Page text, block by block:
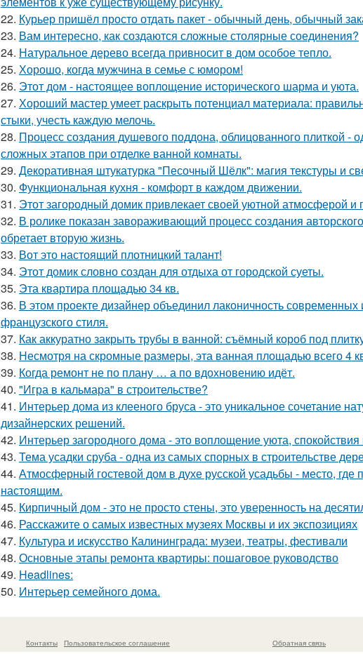
22. Курьер пришёл просто отдать пакет - обычный день, обычный
23. Вам интересно, как создаются сложные столярные соединения?
24. Натуральное дерево всегда привносит в дом особое тепло.
25. Хорошо, когда мужчина в семье с юмором!
26. Этот дом - настоящее воплощение исторического шарма и уюта.
27. Хороший мастер умеет раскрыть потенциал материала:
стыки, учесть каждую мелочь.
28. Процесс создания душевого поддона, облицованного плиткой -
сложных этапов при отделке ванной комнаты.
29. Декоративная штукатурка "Песочный Шёлк": магия текстуры и
30. Функциональная кухня - комфорт в каждом движении.
31. Этот загородный домик привлекает своей уютной атмосферой и
32. В ролике показан завораживающий процесс создания
обретает вторую жизнь.
33. Вот это настоящий плотницкий талант!
34. Этот домик словно создан для отдыха от городской суеты.
35. Эта квартира площадью 34 кв.
36. В этом проекте дизайнер объединил лаконичность
французского стиля.
37. Как аккуратно закрыть трубы в ванной: съёмный короб под
38. Несмотря на скромные размеры, эта ванная площадью всего 4
39. Когда ремонт не по плану … а по вдохновению идёт.
40. "Игра в кальмара" в строительстве?
41. Интерьер дома из клееного бруса - это уникальное сочетание
дизайнерских решений.
42. Интерьер загородного дома - это воплощение уюта,
43. Тема усадки сруба - одна из самых спорных в строительстве
44. Атмосферный гостевой дом в духе русской усадьбы - место,
настоящим.
45. Кирпичный дом - это не просто стены, это уверенность на
46. Расскажите о самых известных музеях Москвы и их экспозициях
47. Культура и искусство Калининграда: музеи, театры, фестивали
48. Основные этапы ремонта квартиры: пошаговое руководство
49. Headlines:
50. Интерьер семейного дома.
Контакты Пользовательское соглашение Обратная связь